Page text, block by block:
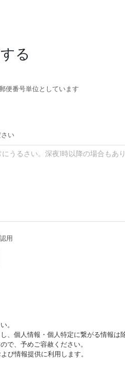
る
便番号単位としています
い
用
。
、個人情報・個人特定に繋がる情報は
で、予めご容赦ください。
び情報提供に利用します。